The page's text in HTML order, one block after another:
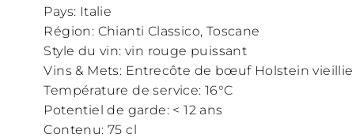
Pays: Italie
Région: Chianti Classico, Toscane
Style du vin: vin rouge puissant
Vins & Mets: Entrecôte de bœuf Holstein
Température de service: 16°C
Potentiel de garde: < 12 ans
Contenu: 75 cl